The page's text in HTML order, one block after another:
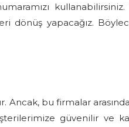
kullanabilirsiniz.
dönüş yapacağız.
Ancak, bu firmalar
güvenilir ve